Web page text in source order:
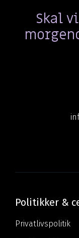
Skal
Politikker &
Privatlivspolitik